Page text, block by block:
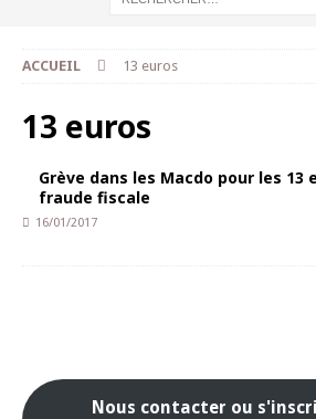
ACCUEIL 13 euros
13 euros
Grève dans les Macdo pour les
fraude fiscale
16/01/2017
Nous contacter ou